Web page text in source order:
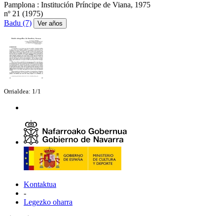
Pamplona : Institución Príncipe de Viana, 1975
nº 21 (1975)
Badu (7)
Ver años
Orrialdea: 1/1
Kontaktua
-
Legezko oharra